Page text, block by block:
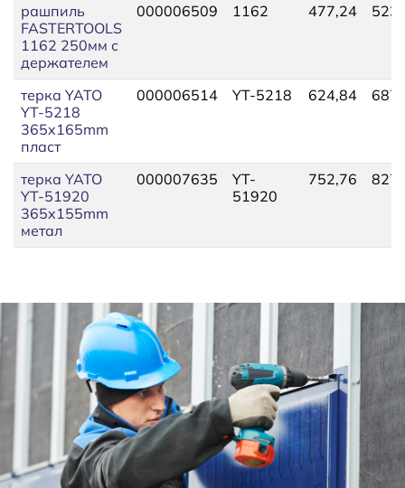
рашпиль
FASTERTOOLS
1162 250мм с
держателем
000006509 1162 477,24
терка YATO
YT-5218
365x165mm
пласт
000006514 YT-5218 624,84
терка YATO
YT-51920
365x155mm
метал
000007635
YT-
51920
752,76